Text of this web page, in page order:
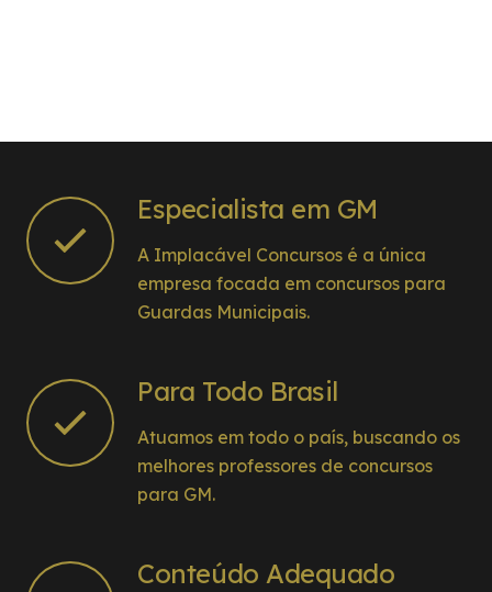
Especialista em GM
A Implacável Concursos é a única
empresa focada em concursos para
Guardas Municipais.
Para Todo Brasil
Atuamos em todo o país, buscando os
melhores professores de concursos
para GM.
Conteúdo Adequado